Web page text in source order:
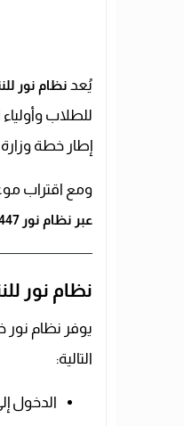
يُعد نظام نور
للطلاب
إطار خطة وزارة
ومع اقتراب
عبر نظام نور 1447
نظام نور للنتائج 1447 وطريقة
يوفر نظام نور
التالية:
الدخول